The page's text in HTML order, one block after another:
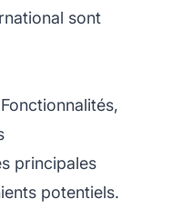
sont
principales
potentiels.